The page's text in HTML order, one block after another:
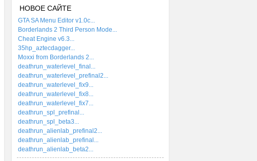
НОВОЕ САЙТЕ
GTA SA Menu Editor v1.0c...
Borderlands 2 Third Person Mode...
Cheat Engine v6.3...
35hp_aztecdagger...
Moxxi from Borderlands 2...
deathrun_waterlevel_final...
deathrun_waterlevel_prefinal2...
deathrun_waterlevel_fix9...
deathrun_waterlevel_fix8...
deathrun_waterlevel_fix7...
deathrun_spl_prefinal...
deathrun_spl_beta3...
deathrun_alienlab_prefinal2...
deathrun_alienlab_prefinal...
deathrun_alienlab_beta2...